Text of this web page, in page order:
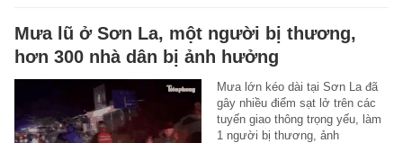
Mưa lũ ở Sơn La, một người bị thương,
hơn 300 nhà dân bị ảnh hưởng
Mưa lớn kéo dài tại Sơn La đã
gây nhiều điểm sạt lở trên các
tuyến giao thông trọng yếu, làm
1 người bị thương, ảnh